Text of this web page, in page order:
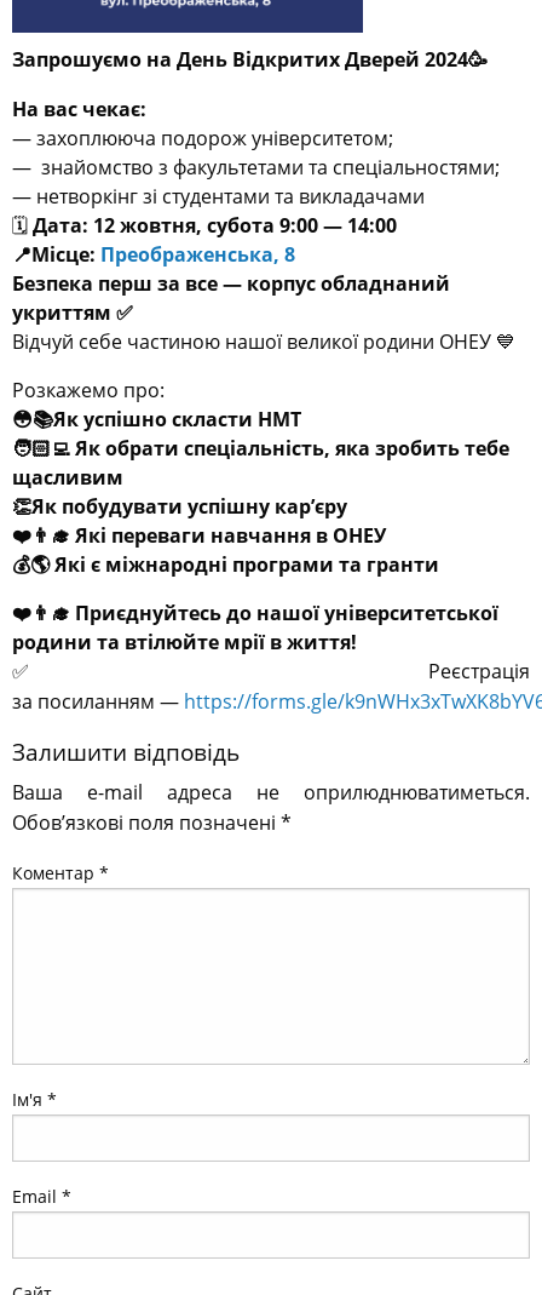
Запрошуємо на День Відкритих Дверей 2024🥳
На вас чекає:
— захоплююча подорож університетом;
— знайомство з факультетами та спеціальностями;
— нетворкінг зі студентами та викладачами
🗓️Дата: 12 жовтня, субота 9:00 — 14:00
📍Місце: Преображенська, 8
Безпека перш за все — корпус обладнаний
укриттям ✅
Відчуй себе частиною нашої великої родини ОНЕУ 💙
Розкажемо про:
😳📚Як успішно скласти НМТ
🧑🏻‍💻 Як обрати спеціальність, яка зробить тебе
щасливим
👏Як побудувати успішну кар’єру
❤️👨‍🎓 Які переваги навчання в ОНЕУ
💰🌎 Які є міжнародні програми та гранти
❤️👨‍🎓 Приєднуйтесь до нашої університетської
родини та втілюйте мрії в життя!
✅Реєстрація
за посиланням — https://forms.gle/
Залишити відповідь
Ваша e-mail адреса не оприлюднюватиметься.
Обов’язкові поля позначені *
Коментар *
Ім'я *
Email *